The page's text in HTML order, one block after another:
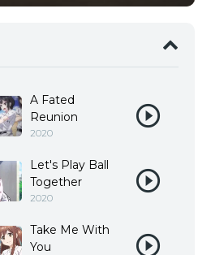
A Fated
Reunion
2020
Let's Play Ball
Together
2020
Take Me With
You